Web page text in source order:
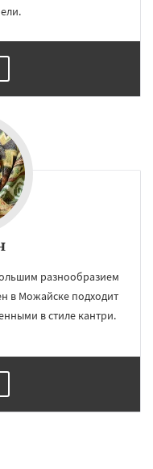
разнообразием
в Можайске подходит
в стиле кантри.